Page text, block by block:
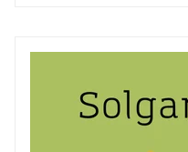
Fe Ürünleri (3)